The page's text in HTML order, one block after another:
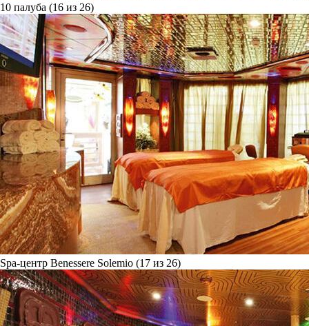
10 палуба (16 из 26)
Spa-центр Benessere Solemio (17 из 26)